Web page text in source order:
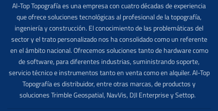
Al-Top Topografía es una empresa con cuatro décadas de experiencia
que ofrece soluciones tecnológicas al profesional de la topografía,
ingeniería y construcción. El conocimiento de las problemáticas del
sector y el trato personalizado nos ha consolidado como un referente
en el ámbito nacional. Ofrecemos soluciones tanto de hardware como
de software, para diferentes industrias, suministrando soporte,
servicio técnico e instrumentos tanto en venta como en alquiler. Al-Top
Topografía es distribuidor, entre otras marcas, de productos y
soluciones Trimble Geospatial, NavVis, DJI Enterprise y Settop.